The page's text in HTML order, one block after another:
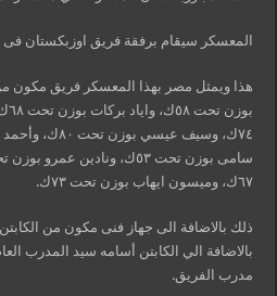
المعسكر سيقام برفقة فريق اوزبكستان فى الفترة من ٣
٦٧ك، وميسون ايهاب بوزن تحت ٧٣ك.
ذلك بالاضافة الى جهاز فنى مكون من
بالاضافة الي الكابتن أسامه سيد المدرب
مدرب الفريق.